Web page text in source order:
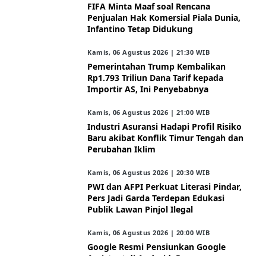
FIFA Minta Maaf soal Rencana
Penjualan Hak Komersial Piala Dunia,
Infantino Tetap Didukung
Kamis, 06 Agustus 2026 | 21:30 WIB
Pemerintahan Trump Kembalikan
Rp1.793 Triliun Dana Tarif kepada
Importir AS, Ini Penyebabnya
Kamis, 06 Agustus 2026 | 21:00 WIB
Industri Asuransi Hadapi Profil Risiko
Baru akibat Konflik Timur Tengah dan
Perubahan Iklim
Kamis, 06 Agustus 2026 | 20:30 WIB
PWI dan AFPI Perkuat Literasi Pindar,
Pers Jadi Garda Terdepan Edukasi
Publik Lawan Pinjol Ilegal
Kamis, 06 Agustus 2026 | 20:00 WIB
Google Resmi Pensiunkan Google